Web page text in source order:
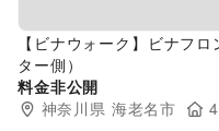
【ビナウォーク】ビナフ
ター側）
料金非公開
神奈川県 海老名市